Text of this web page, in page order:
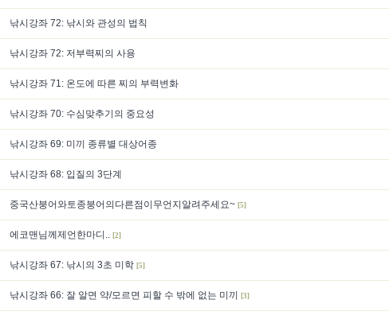
낚시강좌 72: 낚시와 관성의 법칙
낚시강좌 72: 저부력찌의 사용
낚시강좌 71: 온도에 따른 찌의 부력변화
낚시강좌 70: 수심맞추기의 중요성
낚시강좌 69: 미끼 종류별 대상어종
낚시강좌 68: 입질의 3단계
중국산붕어와토종붕어의다른점이무언지알려주세요~ [5]
에코맨님께제언한마디.. [2]
낚시강좌 67: 낚시의 3초 미학 [5]
낚시강좌 66: 잘 알면 약/모르면 피할 수 밖에 없는 미끼 [3]